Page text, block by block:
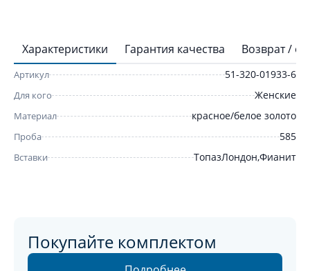
Характеристики Гарантия качества Возврат /
Артикул 51-320-01933-6
Для кого Женские
Материал красное/белое золото
Проба 585
Вставки ТопазЛондон,Фианит
Покупайте комплектом